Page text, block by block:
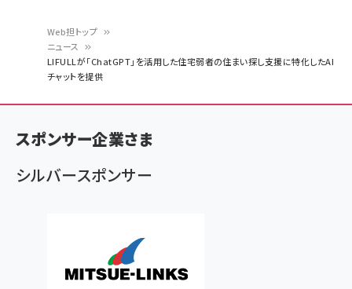
く
ず
Web担トップ
ニュース
LIFULLが「ChatGPT」を活用した住宅弱者の住まい探し支援に特化したAI
チャットを提供
スポンサー企業さま
シルバースポンサー